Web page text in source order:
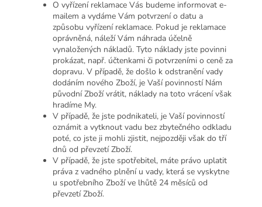
O vyřízení reklamace Vás budeme informovat e-
mailem a vydáme Vám potvrzení o datu a
způsobu vyřízení reklamace. Pokud je reklamace
oprávněná, náleží Vám náhrada účelně
vynaložených nákladů. Tyto náklady jste povinni
prokázat, např. účtenkami či potvrzeními o ceně za
dopravu. V případě, že došlo k odstranění vady
dodáním nového Zboží, je Vaší povinností Nám
původní Zboží vrátit, náklady na toto vrácení však
hradíme My.
V případě, že jste podnikateli, je Vaší povinností
oznámit a vytknout vadu bez zbytečného odkladu
poté, co jste ji mohli zjistit, nejpozději však do tří
dnů od převzetí Zboží.
V případě, že jste spotřebitel, máte právo uplatit
práva z vadného plnění u vady, která se vyskytne
u spotřebního Zboží ve lhůtě 24 měsíců od
převzetí Zboží.